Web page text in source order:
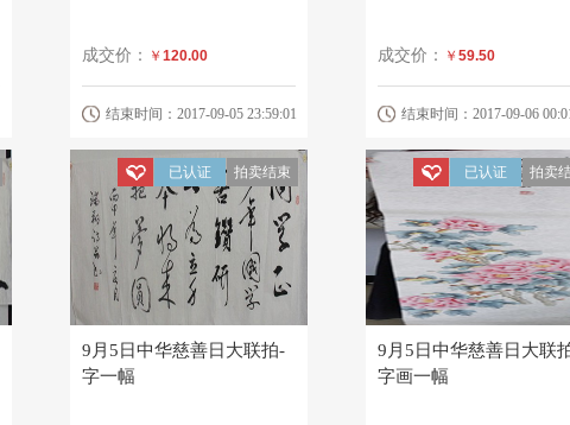
成交价： ￥ 120.00
结束时间：2017-09-05 23:59:01
成交价： ￥ 59.50
结束时间：2017-09-06
拍卖结束
已认证
9月5日中华慈善日大联拍-
字一幅
拍卖
已认证
9月5日中华慈善日大联
字画一幅